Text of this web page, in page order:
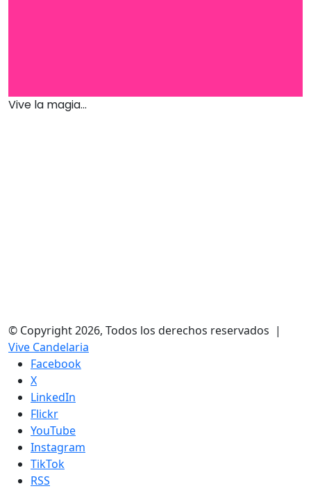
Vive la magia...
© Copyright 2026, Todos los derechos reservados |
Vive Candelaria
Facebook
X
LinkedIn
Flickr
YouTube
Instagram
TikTok
RSS